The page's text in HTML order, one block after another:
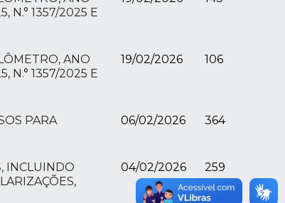
N.° 1357/2025 E
ANO
N.° 1357/2025 E
19/02/2026 106
PARA
06/02/2026 364
INCLUINDO
04/02/2026 259